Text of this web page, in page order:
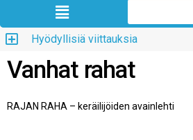
Hyödyllisiä viittauksia
Vanhat rahat
RAJAN RAHA – keräilijöiden avainlehti